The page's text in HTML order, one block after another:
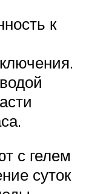
к
с гелем
суток